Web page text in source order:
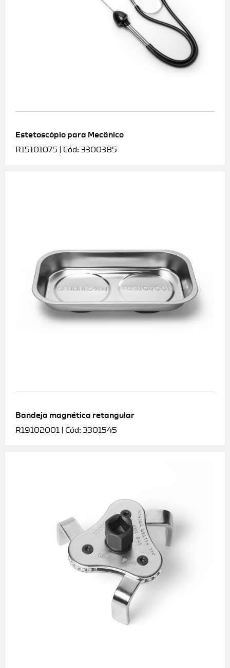
Estetoscópio para Mecânico
R15101075 | Cód: 3300385
Bandeja magnética retangular
R19102001 | Cód: 3301545